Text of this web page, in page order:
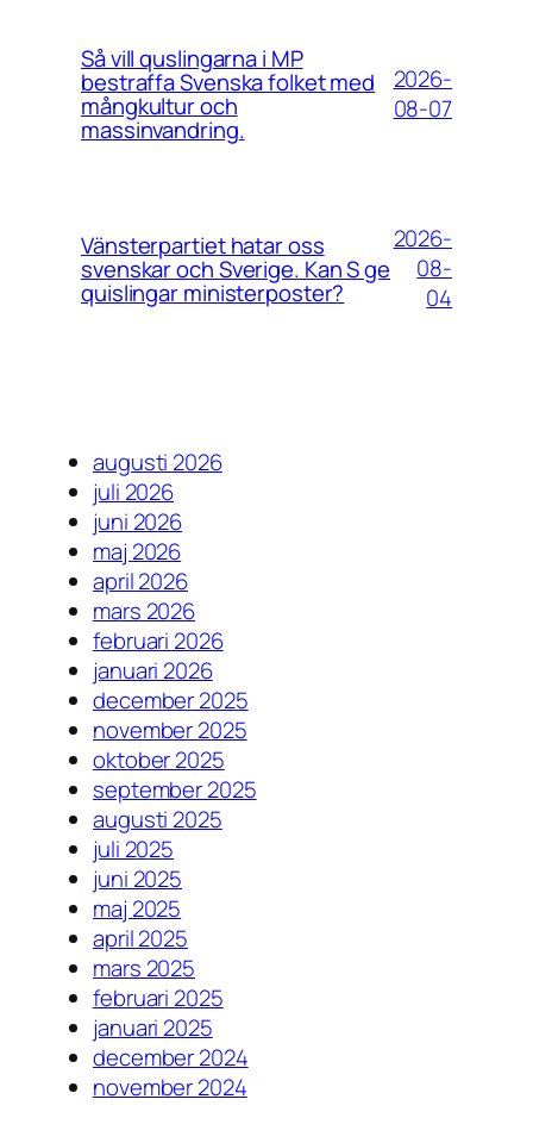
Så vill quslingarna i MP
bestraffa Svenska folket med
mångkultur och
massinvandring.
2026-
08-07
Vänsterpartiet hatar oss
svenskar och Sverige. Kan S ge
quislingar ministerposter?
2026-
08-
04
augusti 2026
juli 2026
juni 2026
maj 2026
april 2026
mars 2026
februari 2026
januari 2026
december 2025
november 2025
oktober 2025
september 2025
augusti 2025
juli 2025
juni 2025
maj 2025
april 2025
mars 2025
februari 2025
januari 2025
december 2024
november 2024